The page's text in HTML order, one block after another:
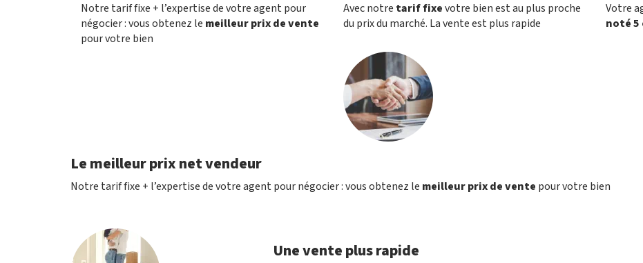
Notre tarif fixe + l’expertise de votre agent pour
négocier : vous obtenez le meilleur prix de vente
pour votre bien
Avec notre tarif fixevotre bien est au plus proche
du prix du marché. La vente est plus rapide
Votre
noté
Le meilleur prix net vendeur
Notre tarif fixe + l’expertise de votre agent pour négocier : vous obtenez le meilleur prix de vente pour votre bien
Une vente plus rapide